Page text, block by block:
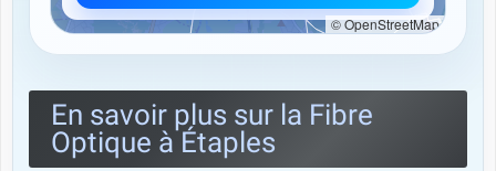
© OpenStreetMap
En savoir plus sur la Fibre
Optique à Étaples